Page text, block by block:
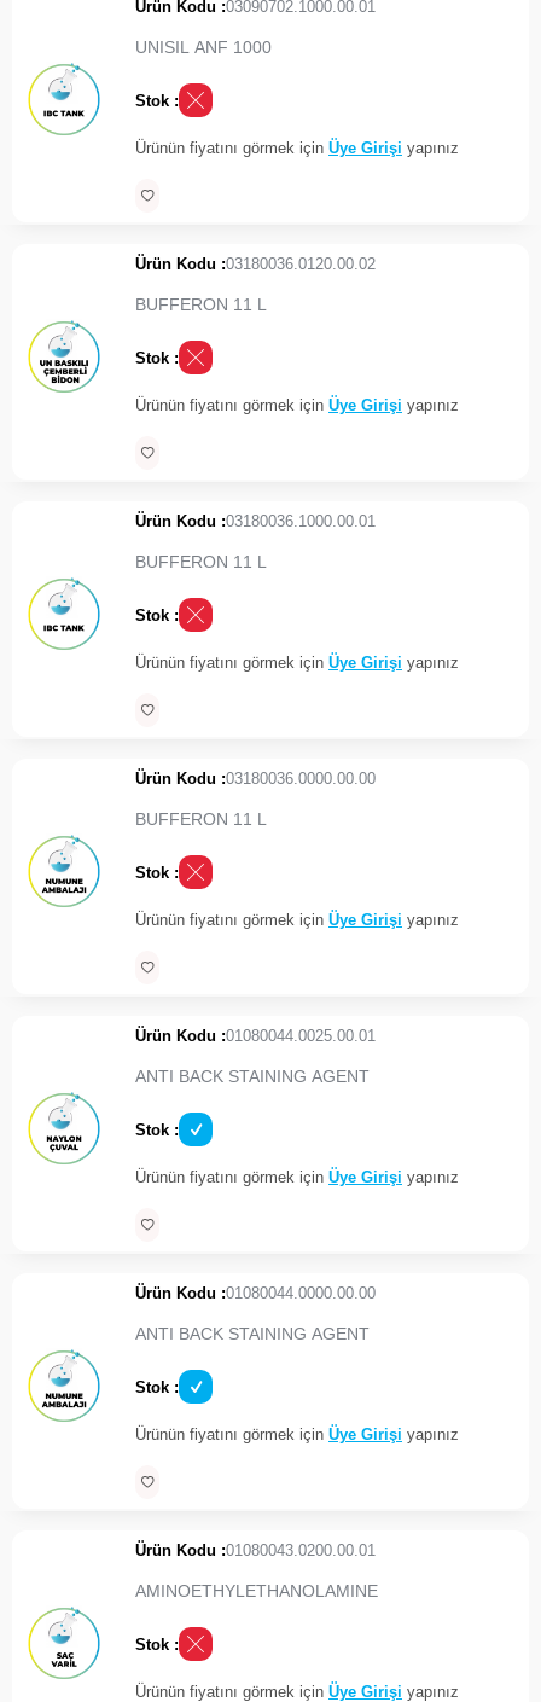
Ürün Kodu :03090702.1000.00.01
UNISIL ANF 1000
Stok :
Ürünün fiyatını görmek için Üye Girişi yapınız
Ürün Kodu :03180036.0120.00.02
BUFFERON 11 L
Stok :
Ürünün fiyatını görmek için Üye Girişi yapınız
Ürün Kodu :03180036.1000.00.01
BUFFERON 11 L
Stok :
Ürünün fiyatını görmek için Üye Girişi yapınız
Ürün Kodu :03180036.0000.00.00
BUFFERON 11 L
Stok :
Ürünün fiyatını görmek için Üye Girişi yapınız
Ürün Kodu :01080044.0025.00.01
ANTI BACK STAINING AGENT
Stok :
Ürünün fiyatını görmek için Üye Girişi yapınız
Ürün Kodu :01080044.0000.00.00
ANTI BACK STAINING AGENT
Stok :
Ürünün fiyatını görmek için Üye Girişi yapınız
Ürün Kodu :01080043.0200.00.01
AMINOETHYLETHANOLAMINE
Stok :
Ürünün fiyatını görmek için Üye Girişi yapınız